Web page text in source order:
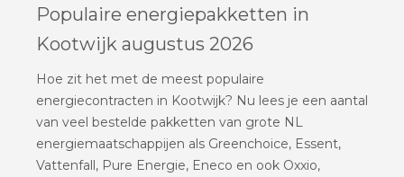
Populaire energiepakketten in
Kootwijk augustus 2026
Hoe zit het met de meest populaire
energiecontracten in Kootwijk? Nu lees je een aantal
van veel bestelde pakketten van grote NL
energiemaatschappijen als Greenchoice, Essent,
Vattenfall, Pure Energie, Eneco en ook Oxxio,